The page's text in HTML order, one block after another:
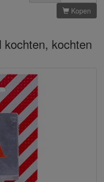
Kopen
kochten